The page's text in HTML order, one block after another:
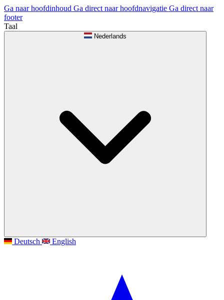
Ga naar hoofdinhoud Ga direct naar hoofdnavigatie Ga direct naar
footer
Taal
Nederlands
Deutsch English